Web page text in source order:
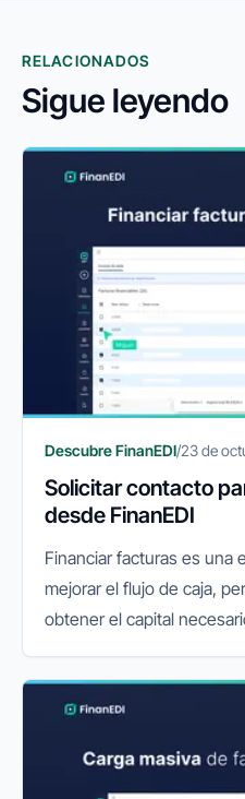
RELACIONADOS
Sigue leyendo
Descubre FinanEDI/23 de
Solicitar contacto
desde FinanEDI
Financiar facturas es una
mejorar el flujo de caja,
obtener el capital
ayudarte a preparar...